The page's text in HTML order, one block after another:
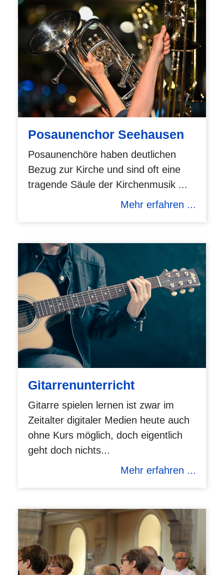
Posaunenchor Seehausen
Posaunenchöre haben deutlichen
Bezug zur Kirche und sind oft eine
tragende Säule der Kirchenmusik ...
Mehr erfahren ...
Gitarrenunterricht
Gitarre spielen lernen ist zwar im
Zeitalter digitaler Medien heute auch
ohne Kurs möglich, doch eigentlich
geht doch nichts...
Mehr erfahren ...